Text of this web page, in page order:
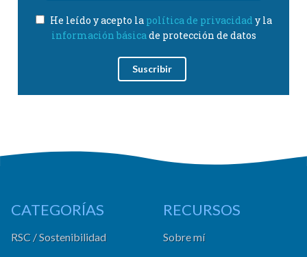
He leído y acepto la política de privacidad y la
información básicade protección de datos
CATEGORÍAS
RSC / Sostenibilidad
RECURSOS
Sobre mí